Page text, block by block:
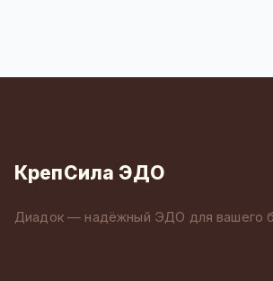
КрепСила ЭДО
Диадок — надёжный ЭДО для вашего